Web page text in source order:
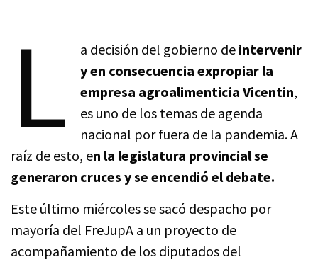
L a decisión del gobierno de intervenir
y en consecuencia expropiar la
empresa agroalimenticia Vicentin,
es uno de los temas de agenda
nacional por fuera de la pandemia. A
raíz de esto, en la legislatura provincial se
generaron cruces y se encendió el debate.
Este último miércoles se sacó despacho por
mayoría del FreJupA a un proyecto de
acompañamiento de los diputados del